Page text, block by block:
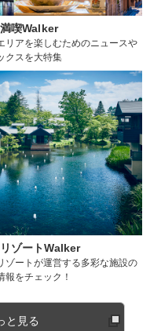
喫Walker
リアを楽しむためのニュースや
クスを大特集
ゾートWalker
ゾートが運営する多彩な施設の
報をチェック！
と見る